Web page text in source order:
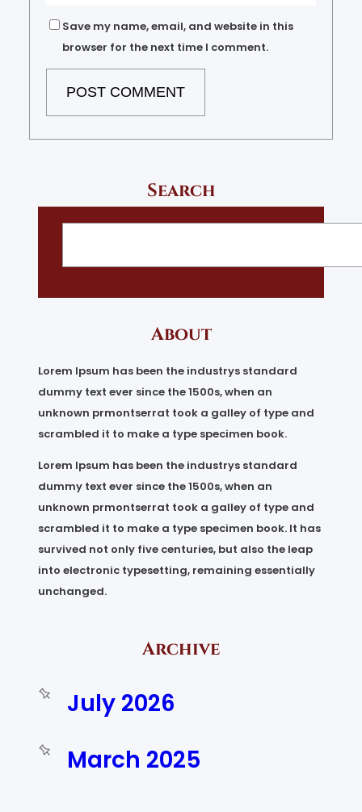
Save my name, email, and website in this
browser for the next time I comment.
Search
c
About
Lorem Ipsum has been the industrys standard
dummy text ever since the 1500s, when an
unknown prmontserrat took a galley of type and
scrambled it to make a type specimen book.
Lorem Ipsum has been the industrys standard
dummy text ever since the 1500s, when an
unknown prmontserrat took a galley of type and
scrambled it to make a type specimen book. It has
survived not only five centuries, but also the leap
into electronic typesetting, remaining essentially
unchanged.
Archive
July 2026
March 2025